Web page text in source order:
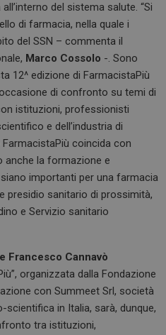
del sistema salute. “Si
di farmacia, nella quale i
del SSN – commenta il
Marco Cossolo -. Sono
12^ edizione di FarmacistaPiù
di confronto su temi di
istituzioni, professionisti
e dell’industria di
coincida con
la formazione e
importanti per una farmacia
presidio sanitario di prossimità,
e Servizio sanitario
Francesco Cannavò
organizzata dalla Fondazione
con Summeet Srl, società
in Italia, sarà, dunque,
tra istituzioni,